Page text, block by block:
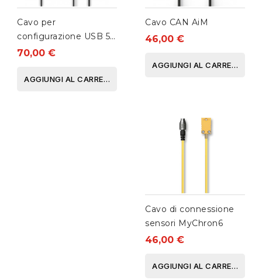
Cavo per
configurazione USB 50
cm + Alimentazione
70,00 €
AGGIUNGI AL CARRELLO
Cavo CAN AiM
46,00 €
AGGIUNGI AL CARRELLO
Cavo di connessione
sensori MyChron6
46,00 €
AGGIUNGI AL CARRELLO